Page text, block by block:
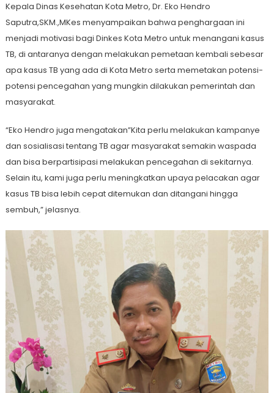
Kepala Dinas Kesehatan Kota Metro, Dr. Eko Hendro
Saputra,SKM.,MKes menyampaikan bahwa penghargaan ini
menjadi motivasi bagi Dinkes Kota Metro untuk menangani kasus
TB, di antaranya dengan melakukan pemetaan kembali sebesar
apa kasus TB yang ada di Kota Metro serta memetakan potensi-
potensi pencegahan yang mungkin dilakukan pemerintah dan
masyarakat.
“Eko Hendro juga mengatakan”Kita perlu melakukan kampanye
dan sosialisasi tentang TB agar masyarakat semakin waspada
dan bisa berpartisipasi melakukan pencegahan di sekitarnya.
Selain itu, kami juga perlu meningkatkan upaya pelacakan agar
kasus TB bisa lebih cepat ditemukan dan ditangani hingga
sembuh,” jelasnya.